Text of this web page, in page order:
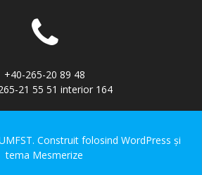
+40-265-20 89 48
21 55 51 interior 164
Construit folosind WordPress și
tema Mesmerize